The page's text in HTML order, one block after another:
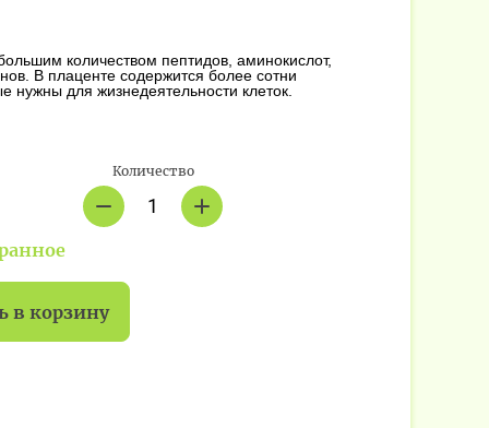
количеством пептидов, аминокислот,
В плаценте содержится более сотни
нужны для жизнедеятельности клеток.
Количество
в корзину